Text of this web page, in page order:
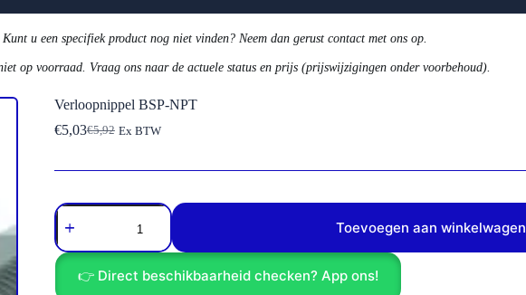
u een specifiek product nog niet vinden? Neem dan gerust contact met ons op.
op voorraad. Vraag ons naar de actuele status en prijs (prijswijzigingen onder voorbehoud).
Verloopnippel BSP-NPT
€5,92
Oorspronkelijke
was:
€5,03Huidige
is:
Ex BTW
Verloopnippel
BSP-
NPT
aantal
Toevoegen aan winkelwagen
👉 Direct beschikbaarheid checken? App ons!